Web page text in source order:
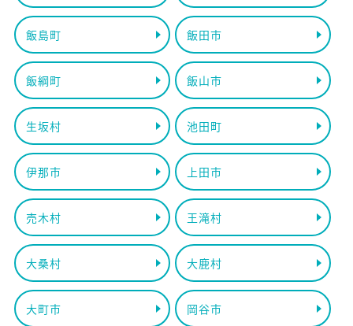
飯島町 飯田市
飯綱町 飯山市
生坂村 池田町
伊那市 上田市
売木村 王滝村
大桑村 大鹿村
大町市 岡谷市